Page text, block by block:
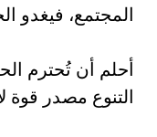
المجتمع، فيغدو
أحلم أن تُحترم
التنوع مصدر